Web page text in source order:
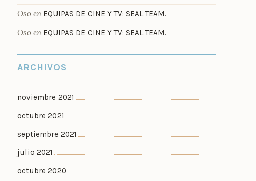
Osoen EQUIPAS DE CINE Y TV: SEAL TEAM.
Osoen EQUIPAS DE CINE Y TV: SEAL TEAM.
ARCHIVOS
noviembre 2021
octubre 2021
septiembre 2021
julio 2021
octubre 2020